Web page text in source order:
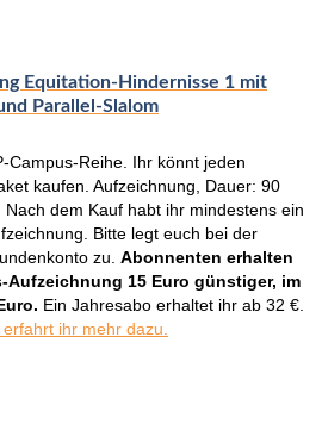
Equitation-Hindernisse 1 mit
Parallel-Slalom
Campus-Reihe. Ihr könnt jeden
kaufen. Aufzeichnung, Dauer: 90
dem Kauf habt ihr mindestens ein
Bitte legt euch bei der
zu. Abonnenten erhalten
Aufzeichnung 15 Euro günstiger, im
Ein Jahresabo erhaltet ihr ab 32 €.
erfahrt ihr mehr dazu.